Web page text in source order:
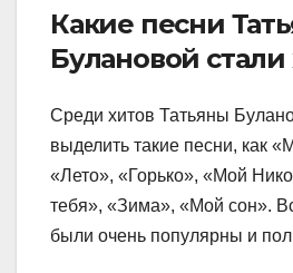
Какие песни
Булановой
Среди хитов Татьяны
выделить такие песни, как
«Лето», «Горько», «Мой
тебя», «Зима», «Мой сон».
были очень популярны и